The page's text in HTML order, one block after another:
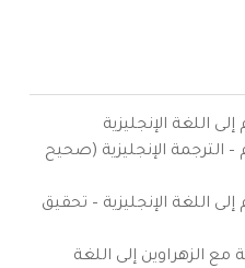
اللغة الإنجليزية
– الترجمة الإنجليزية (صحيح
اللغة الإنجليزية – تحقيق
الزهراوين إلى اللغة